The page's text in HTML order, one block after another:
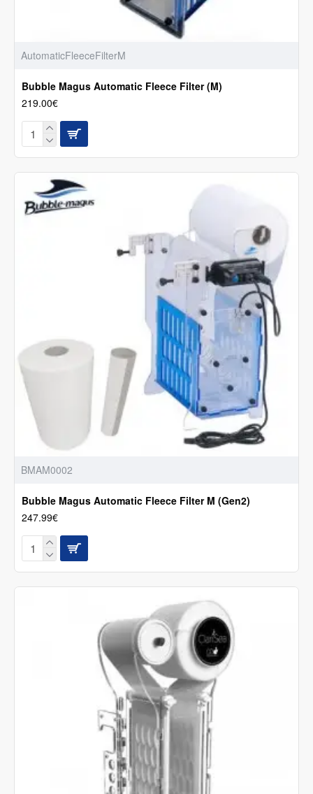
AutomaticFleeceFilterM
Bubble Magus Automatic Fleece Filter (M)
219.00€
BMAM0002
Bubble Magus Automatic Fleece Filter M (Gen2)
247.99€